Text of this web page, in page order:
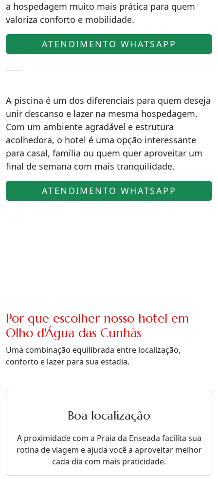
a hospedagem muito mais prática para quem
valoriza conforto e mobilidade.
ATENDIMENTO WHATSAPP
A piscina é um dos diferenciais para quem deseja
unir descanso e lazer na mesma hospedagem.
Com um ambiente agradável e estrutura
acolhedora, o hotel é uma opção interessante
para casal, família ou quem quer aproveitar um
final de semana com mais tranquilidade.
ATENDIMENTO WHATSAPP
Por que escolher nosso hotel em
Olho d'Água das Cunhãs
Uma combinação equilibrada entre localização,
conforto e lazer para sua estadia.
Boa localização
A proximidade com a Praia da Enseada facilita sua
rotina de viagem e ajuda você a aproveitar melhor
cada dia com mais praticidade.